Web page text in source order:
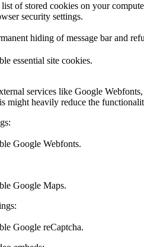
of stored cookies on your
security settings.
hiding of message bar and
essential site cookies.
services like Google
might heavily reduce the
Google Webfonts.
Google Maps.
Google reCaptcha.